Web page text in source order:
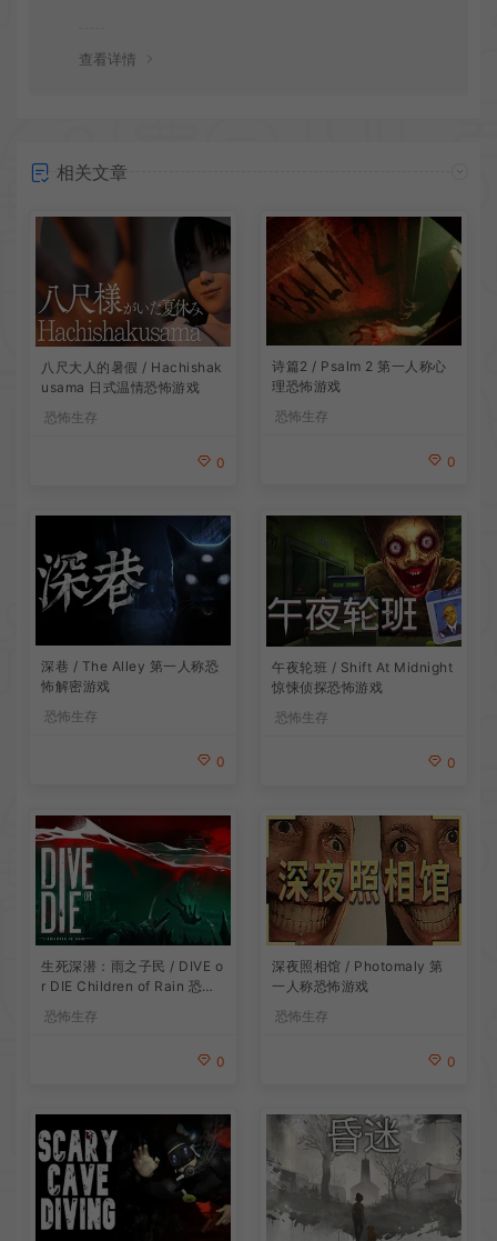
查看详情
相关文章
八尺大人的暑假 / Hachishak
usama 日式温情恐怖游戏
恐怖生存
0
诗篇2 / Psalm 2 第一人称心
理恐怖游戏
恐怖生存
0
深巷 / The Alley 第一人称恐
怖解密游戏
恐怖生存
0
午夜轮班 / Shift At Midnight
惊悚侦探恐怖游戏
恐怖生存
0
生死深潜：雨之子民 / DIVE o
r DIE Children of Rain 恐怖
恐怖生存
0
深夜照相馆 / Photomaly 第
一人称恐怖游戏
恐怖生存
0